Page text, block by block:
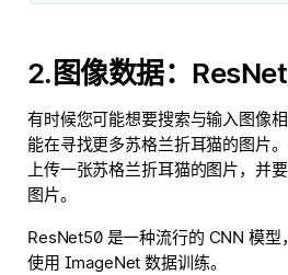
2.图像数据：
有时候您可能想要搜索与输入图像
能在寻找更多苏格兰折耳猫的图片
上传一张苏格兰折耳猫的图片，并
图片。
ResNet50 是一种流行的 CNN 模型
使用 ImageNet 数据训练。